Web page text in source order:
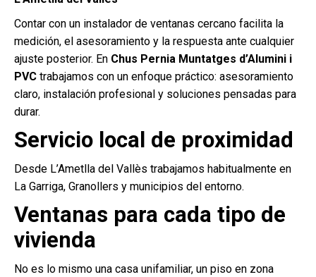
Contar con un instalador de ventanas cercano facilita la
medición, el asesoramiento y la respuesta ante cualquier
ajuste posterior. En Chus Pernia Muntatges d’Alumini i
PVC trabajamos con un enfoque práctico: asesoramiento
claro, instalación profesional y soluciones pensadas para
durar.
Servicio local de proximidad
Desde L’Ametlla del Vallès trabajamos habitualmente en
La Garriga, Granollers y municipios del entorno.
Ventanas para cada tipo de
vivienda
No es lo mismo una casa unifamiliar, un piso en zona